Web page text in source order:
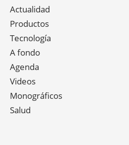
Actualidad
Productos
Tecnología
A fondo
Agenda
Videos
Monográficos
Salud